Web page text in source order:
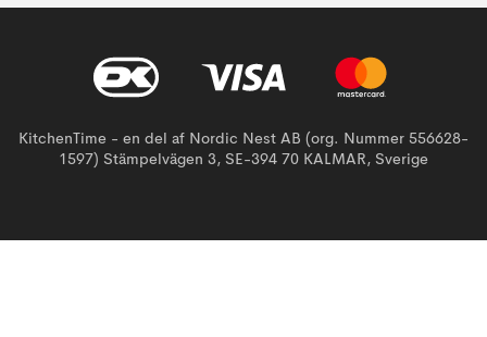
KitchenTime - en del af Nordic Nest AB (org. Nummer 556628-
1597) Stämpelvägen 3, SE-394 70 KALMAR, Sverige